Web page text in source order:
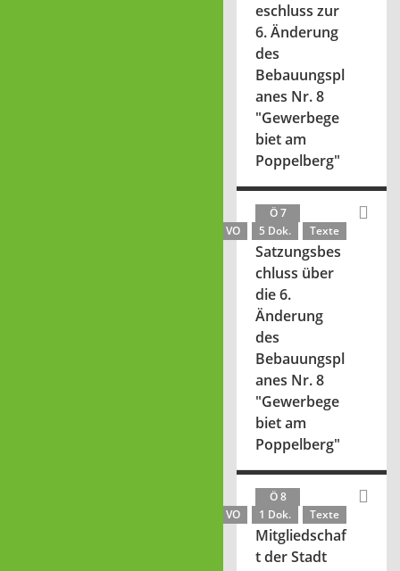
eschluss zur
6. Änderung
des
Bebauungspl
anes Nr. 8
"Gewerbege
biet am
Poppelberg"
Ö 7
VO
5 Dok. Texte
Satzungsbes
chluss über
die 6.
Änderung
des
Bebauungspl
anes Nr. 8
"Gewerbege
biet am
Poppelberg"
Ö 8
VO
1 Dok. Texte
Mitgliedschaf
t der Stadt